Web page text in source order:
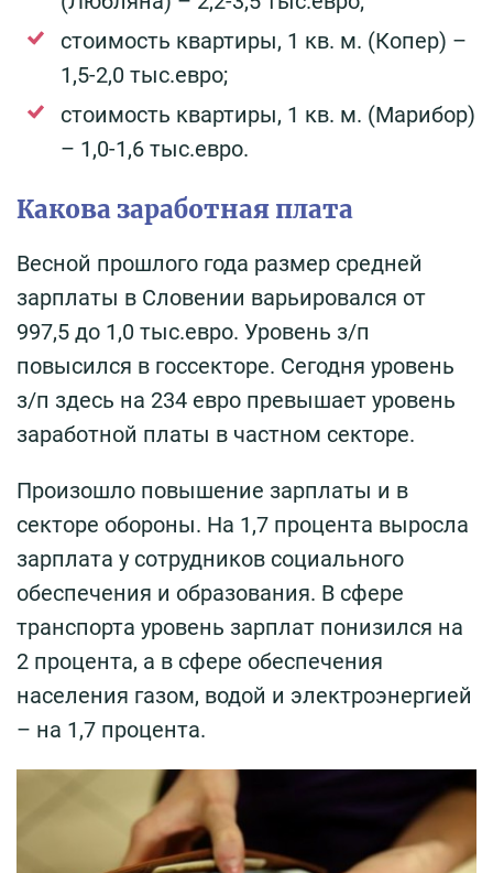
стоимость квартиры, 1 кв. м. (Копер) –
1,5-2,0 тыс.евро;
стоимость квартиры, 1 кв. м. (Марибор)
– 1,0-1,6 тыс.евро.
Какова заработная плата
Весной прошлого года размер средней
зарплаты в Словении варьировался от
997,5 до 1,0 тыс.евро. Уровень з/п
повысился в госсекторе. Сегодня уровень
з/п здесь на 234 евро превышает уровень
заработной платы в частном секторе.
Произошло повышение зарплаты и в
секторе обороны. На 1,7 процента выросла
зарплата у сотрудников социального
обеспечения и образования. В сфере
транспорта уровень зарплат понизился на
2 процента, а в сфере обеспечения
населения газом, водой и электроэнергией
– на 1,7 процента.